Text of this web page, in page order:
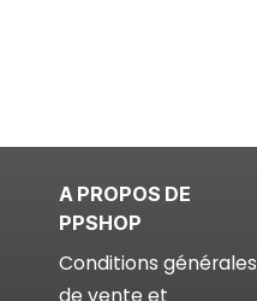
A PROPOS DE
PPSHOP
Conditions générales